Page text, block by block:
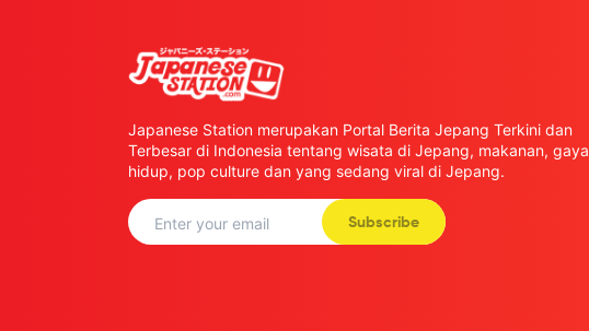
Japanese Station merupakan Portal Berita Jepang Terkini dan
Terbesar di Indonesia tentang wisata di Jepang, makanan, gaya
hidup, pop culture dan yang sedang viral di Jepang.
Subscribe